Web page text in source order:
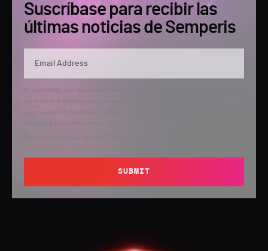
Suscríbase para recibir las
últimas noticias de Semperis
By submitting, you agree that Semperis may send you information regarding its
products and services, and use and process your personal information in
accordance with Semperis’
contacting privacy@semperis.com.
This site is protected by reCAPTCHA.
SUBMIT